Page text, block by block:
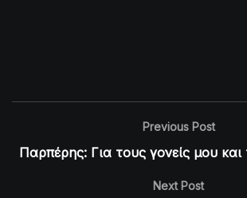
Previous Post
Παρπέρης: Για τους γονείς μου και
Next Post